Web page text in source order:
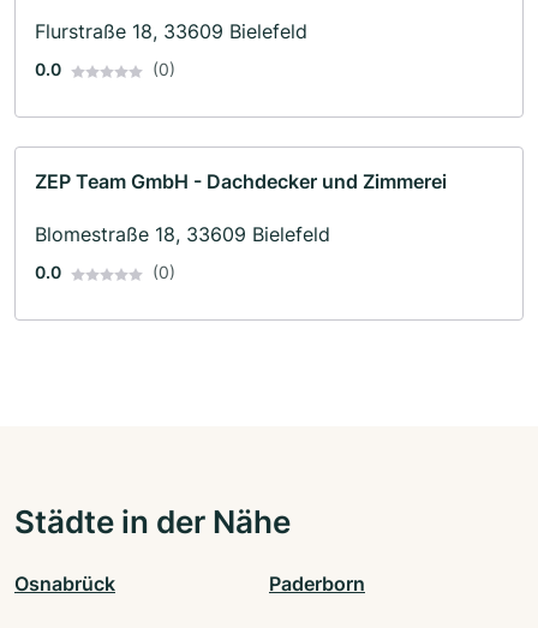
Flurstraße 18, 33609 Bielefeld
0.0 (0)
ZEP Team GmbH - Dachdecker und Zimmerei
Blomestraße 18, 33609 Bielefeld
0.0 (0)
Städte in der Nähe
Osnabrück Paderborn